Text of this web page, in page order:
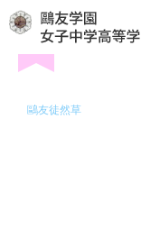
鷗友徒然草